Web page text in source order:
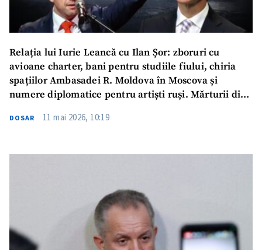
Relația lui Iurie Leancă cu Ilan Șor: zboruri cu
avioane charter, bani pentru studiile fiului, chiria
spațiilor Ambasadei R. Moldova în Moscova și
numere diplomatice pentru artiști ruși. Mărturii din
DOSAR 11 mai 2026, 10:19